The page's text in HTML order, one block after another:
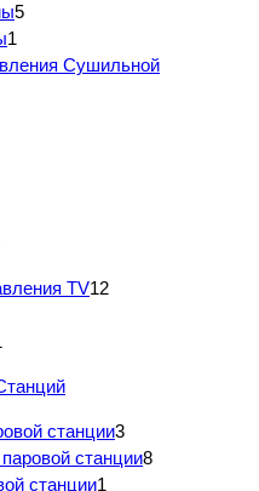
5
1
Сушильной
TV12
станции3
станции8
станции1